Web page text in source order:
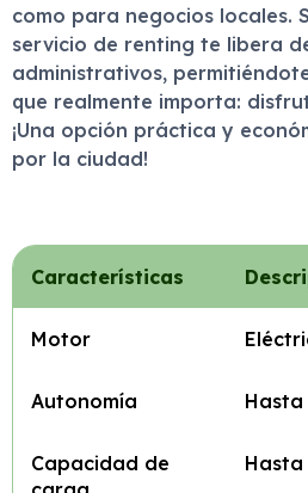
como para negocios locales.
servicio de renting te libera
administrativos,
que realmente importa:
¡Una opción práctica y
por la ciudad!
Características
Motor
Autonomía Hasta
Capacidad de
Hasta